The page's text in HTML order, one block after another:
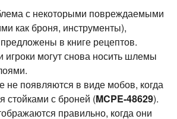
с некоторыми повреждаемыми
как броня, инструменты),
в книге рецептов.
игроки могут снова носить шлемы
появляются в виде мобов, когда
стойками с броней (MCPE-48629).
правильно, когда они